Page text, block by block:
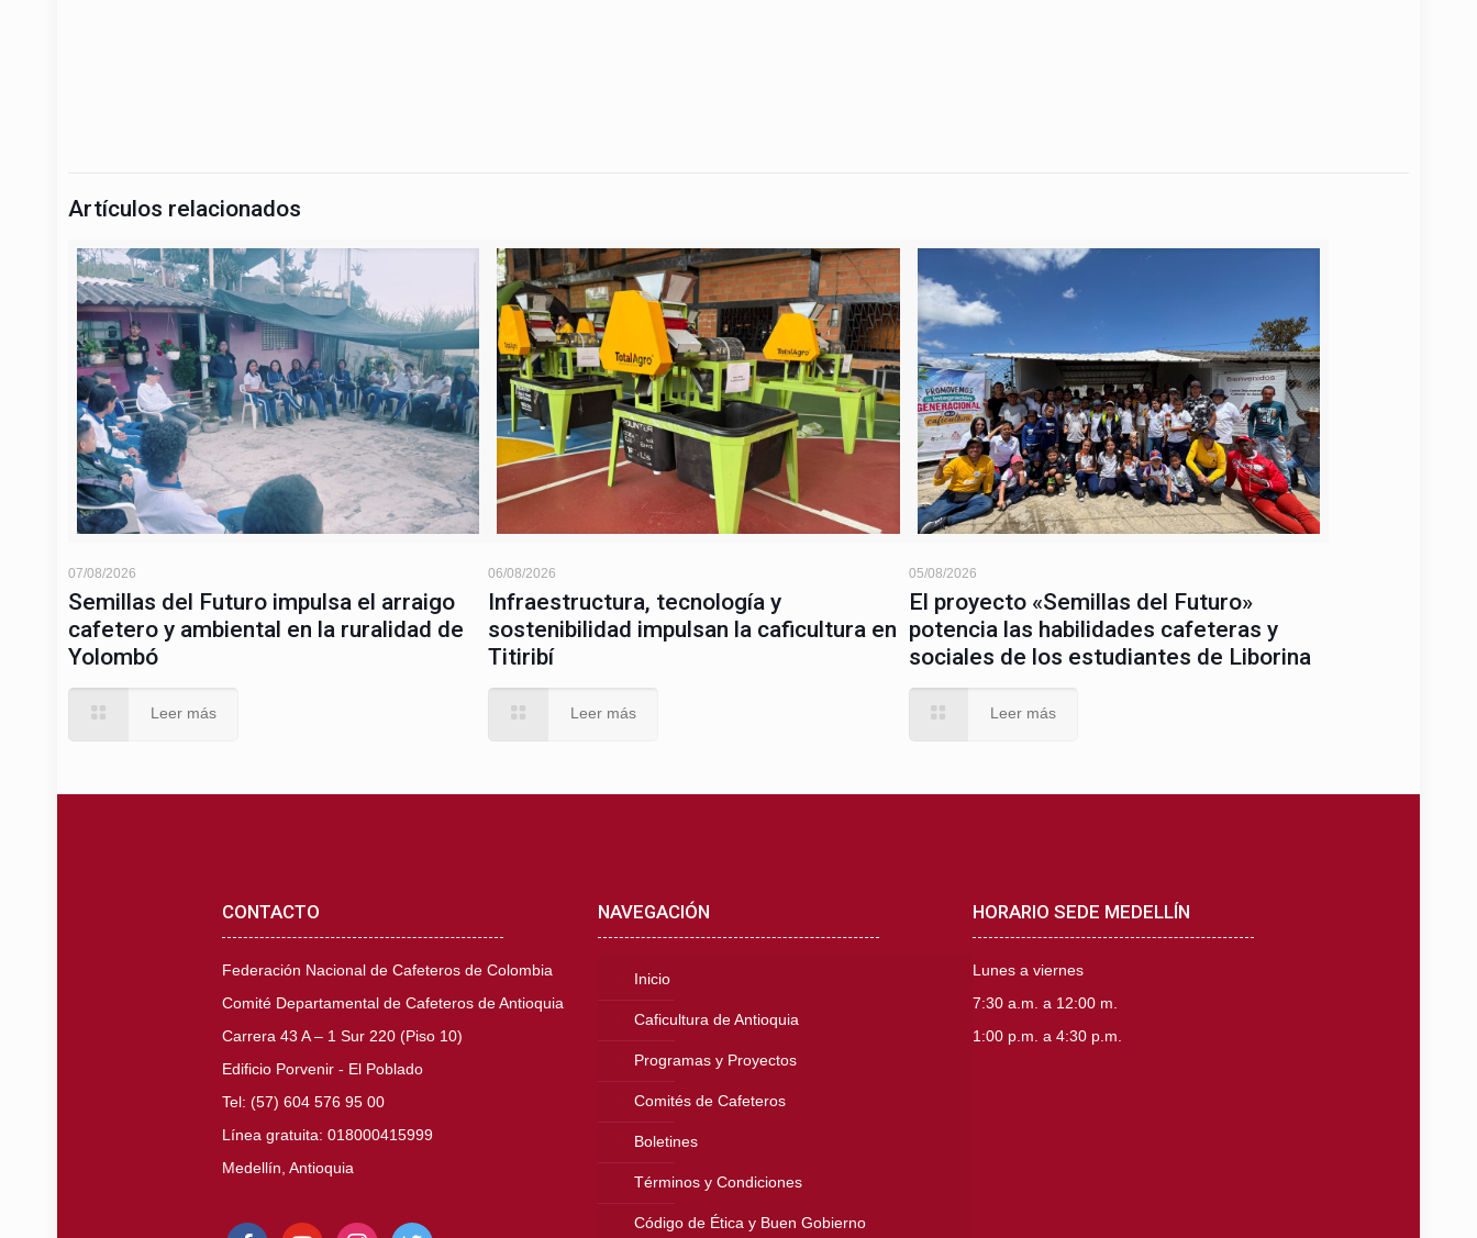
Federación Nacional de Cafeteros de Colombia
Comité Departamental de Cafeteros de Antioquia
Carrera 43 A – 1 Sur 220 (Piso 10)
Edificio Porvenir - El Poblado
Tel: (57) 604 576 95 00
Línea gratuita: 018000415999
Medellín, Antioquia
facebook youtubeinstagramtwitter
Inicio
Caficultura de Antioquia
Programas y Proyectos
Comités de Cafeteros
Boletines
Términos y Condiciones
Código de Ética y Buen Gobierno
Lunes a viernes
7:30 a.m. a 12:00 m.
1:00 p.m. a 4:30 p.m.
© Federación Nacional de Cafeteros. Todos los derechos reservados